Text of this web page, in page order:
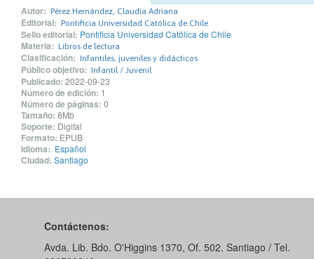
Autor: Pérez Hernández, Claudia Adriana
Editorial: Pontificia Universidad Católica de Chile
Sello editorial: Pontificia Universidad Católica de Chile
Materia: Libros de lectura
Clasificación: Infantiles, juveniles y didácticos
Público objetivo: Infantil / Juvenil
Publicado: 2022-09-23
Número de edición: 1
Número de páginas: 0
Tamaño: 8Mb
Soporte: Digital
Formato: EPUB
Idioma: Español
Ciudad: Santiago
Contáctenos:
Avda. Lib. Bdo. O'Higgins 1370, Of. 502. Santiago / Tel.